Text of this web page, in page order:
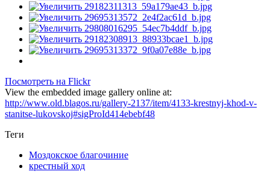
Посмотреть на Flickr
View the embedded image gallery online at:
http://www.old.blagos.ru/gallery-2137/item/4133-krestnyj-khod-v-
stanitse-lukovskoj#sigProId414ebebf48
Теги
Моздокское благочиние
крестный ход